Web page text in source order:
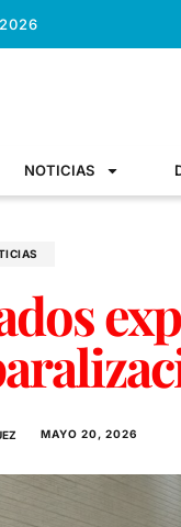
NOTICIAS
MAYO 20, 2026